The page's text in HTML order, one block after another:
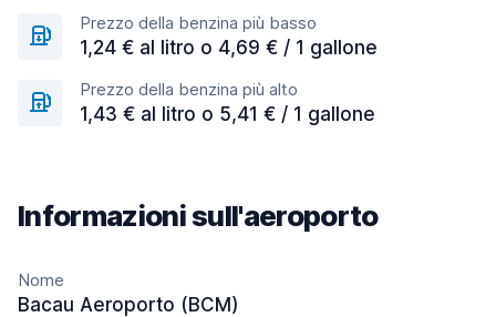
Prezzo della benzina più basso
1,24 € al litro o 4,69 € / 1 gallone
Prezzo della benzina più alto
1,43 € al litro o 5,41 € / 1 gallone
Informazioni sull'aeroporto
Nome
Bacau Aeroporto (BCM)